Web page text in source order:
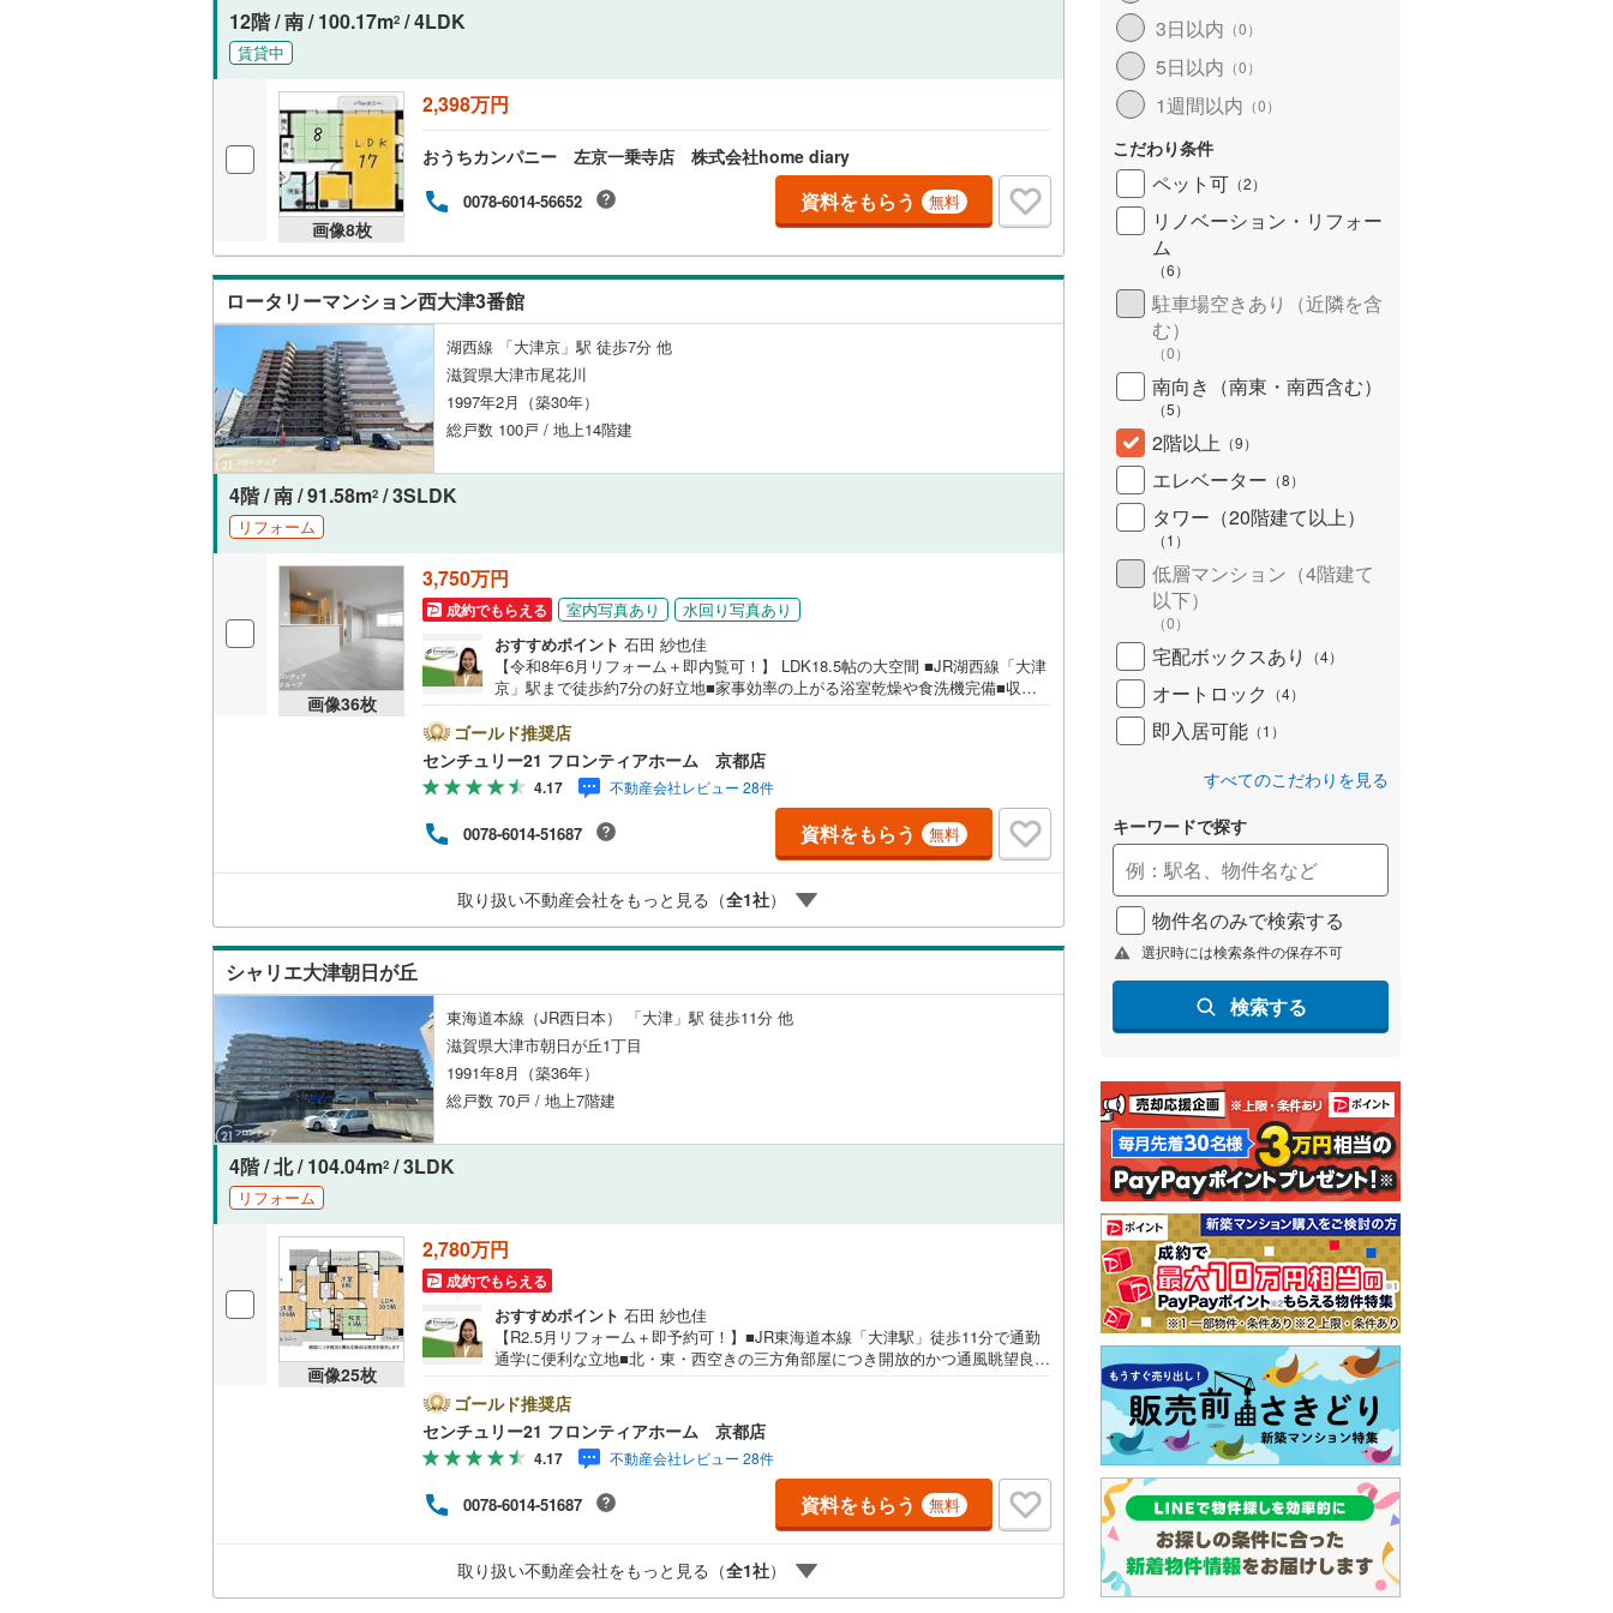
12階 / 南 / 100.17m2 / 4LDK
賃貸中
画像8枚
2,398万円
おうちカンパニー 左京一乗寺店 株式会社home diary
0078-6014-56652 資料をもらう 無料
ロータリーマンション西大津3番館
湖西線 「大津京」駅 徒歩7分 他
滋賀県大津市尾花川
1997年2月（築30年）
総戸数 100戸 / 地上14階建
4階 / 南 / 91.58m2 / 3SLDK
リフォーム
画像36枚
3,750万円
成約でもらえる 室内写真あり
水回り写真あり
おすすめポイント 石田 紗也佳
【令和8年6月リフォーム＋即内覧可！】 LDK18.5帖の大空間 ■JR湖西線「大津
京」駅まで徒歩約7分の好立地■家事効率の上がる浴室乾燥や食洗機完備■収納
4階建マンション・お料理をしながらリビングを見渡せるカウンターキッチン・
2面バルコニーに面した風通しの良い住戸・各室独立性の高い設計でプライベー
ト空間を確保 リフォーム内容・システムキッチン交換（カップボードおよび食
器洗い乾燥機新規設置）・ユニットバス新規交換（浴室暖房乾燥機設置）・洗
面化粧台交換・クロスおよび床全面貼替・建具交換および一部間取り変更 立
地・長等小学校まで徒歩約17分・皇子山中学校まで徒歩約6分 弊社が選ばれる
理由 1.お金の扱い方のプロ、ファイナンシャルプランナーが資金計画をサポー
があるため、最も低金利になるように審査が可能
ゴールド推奨店
センチュリー21 フロンティアホーム 京都店
4.17 不動産会社レビュー 28件
0078-6014-51687 資料をもらう 無料
取り扱い不動産会社をもっと見る（全1社）
シャリエ大津朝日が丘
東海道本線（JR西日本） 「大津」駅 徒歩11分 他
滋賀県大津市朝日が丘1丁目
1991年8月（築36年）
総戸数 70戸 / 地上7階建
4階 / 北 / 104.04m2 / 3LDK
リフォーム
画像25枚
2,780万円
成約でもらえる
おすすめポイント 石田 紗也佳
【R2.5月リフォーム＋即予約可！】■JR東海道本線「大津駅」徒歩11分で通勤
通学に便利な立地■北・東・西空きの三方角部屋につき開放的かつ通風眺望良好
ユニットバス/トイレ/手洗いカウンター新設/洗面化粧台造作・給湯器新調/畳、
襖、障子新調/カーペット新調（リビング・洋室2室）・全室クロス張替/CF張替
（キッチン・洗濯場・洗面・トイレ）/室内建具新調 立地・逢坂小学校まで徒歩
約11分・打出中学校まで徒歩約7分 弊社が選ばれる理由 1.お金の扱い方のプ
ロ、ファイナンシャルプランナーが資金計画をサポート！2.買い替えなどにも
対応できる売却専門チームあり！3.たくさんの銀行と繋がりがあるため、最も
低金利になるように審査が可能！4.物件のお引渡し後に必要になったお家のリ
有事の際に迅速にサポートいたしますお気軽にお問合せください！
ゴールド推奨店
センチュリー21 フロンティアホーム 京都店
4.17 不動産会社レビュー 28件
0078-6014-51687 資料をもらう 無料
取り扱い不動産会社をもっと見る（全1社）
3日以内 （0）
5日以内 （0）
1週間以内 （0）
こだわり条件
ペット可 （2）
リノベーション・リフォー
ム
（6）
駐車場空きあり（近隣を含
む）
（0）
南向き（南東・南西含む）
（5）
2階以上 （9）
エレベーター （8）
タワー（20階建て以上）
（1 ）
低層マンション（4階建て
以下）
（0）
宅配ボックスあり （4）
オートロック （4）
即入居可能 （1 ）
すべてのこだわりを見る
キーワードで探す
物件名のみで検索する
選択時には検索条件の保存不可
検索する